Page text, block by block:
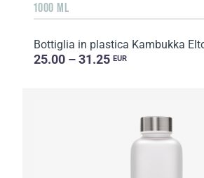
1000 ML
Bottiglia in plastica Kambukka
25.00 – 31.25 EUR